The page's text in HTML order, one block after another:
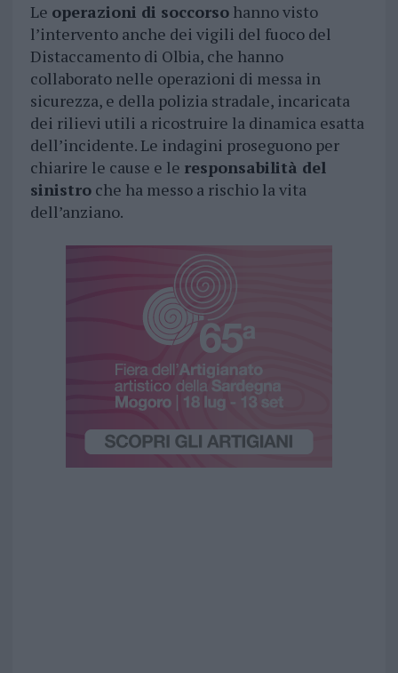
Le operazioni di soccorsohanno visto
l’intervento anche dei vigili del fuoco del
Distaccamento di Olbia, che hanno
collaborato nelle operazioni di messa in
sicurezza, e della polizia stradale, incaricata
dei rilievi utili a ricostruire la dinamica esatta
dell’incidente. Le indagini proseguono per
chiarire le cause e le responsabilità del
sinistroche ha messo a rischio la vita
dell’anziano.